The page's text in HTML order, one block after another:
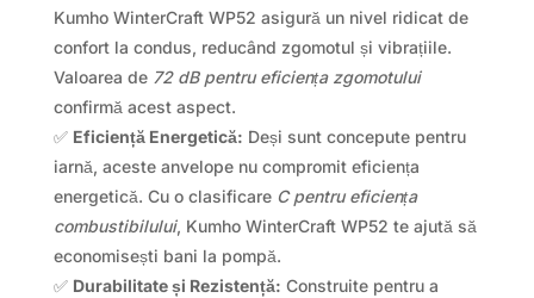
Kumho WinterCraft WP52 asigură un nivel ridicat de
confort la condus, reducând zgomotul și vibrațiile.
Valoarea de 72 dB pentru eficiența zgomotului
confirmă acest aspect.
✅ Eficiență Energetică: Deși sunt concepute pentru
iarnă, aceste anvelope nu compromit eficiența
energetică. Cu o clasificare C pentru eficiența
combustibilului, Kumho WinterCraft WP52 te ajută să
economisești bani la pompă.
✅ Durabilitate și Rezistență: Construite pentru a